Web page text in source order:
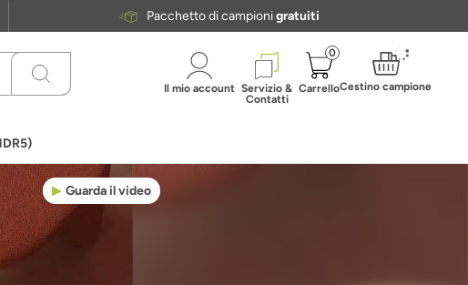
Pacchetto di campionigratuiti
Il mio account Servizio &
Contatti
0
CarrelloCestino campione
Guarda il video